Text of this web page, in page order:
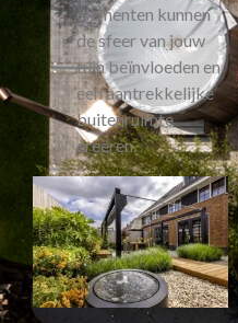
elementen kunnen
de sfeer van jouw
tuin beïnvloeden en
een aantrekkelijke
buitenruimte
creëren.